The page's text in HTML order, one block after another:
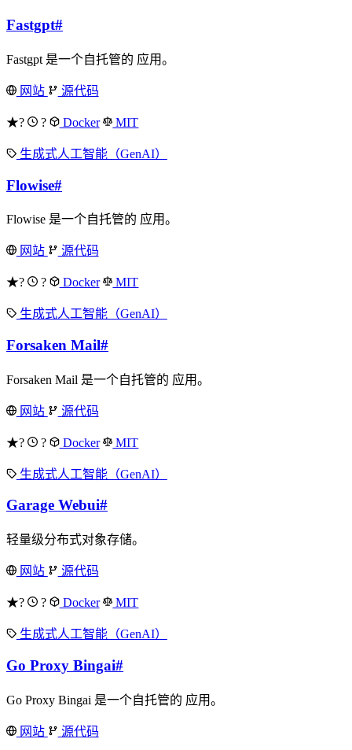
Fastgpt#
Fastgpt 是一个自托管的 应用。
网站 源代码
★? ? Docker MIT
生成式人工智能（GenAI）
Flowise#
Flowise 是一个自托管的 应用。
网站 源代码
★? ? Docker MIT
生成式人工智能（GenAI）
Forsaken Mail#
Forsaken Mail 是一个自托管的 应用。
网站 源代码
★? ? Docker MIT
生成式人工智能（GenAI）
Garage Webui#
轻量级分布式对象存储。
网站 源代码
★? ? Docker MIT
生成式人工智能（GenAI）
Go Proxy Bingai#
Go Proxy Bingai 是一个自托管的 应用。
网站 源代码